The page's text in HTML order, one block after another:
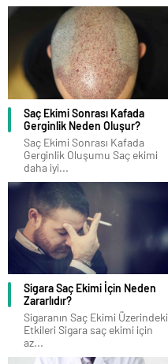
Saç Ekimi Sonrası Kafada
Gerginlik Neden Oluşur?
Saç Ekimi Sonrası Kafada
Gerginlik Oluşumu Saç ekimi
daha iyi...
Sigara Saç Ekimi İçin Neden
Zararlıdır?
Sigaranın Saç Ekimi Üzerindeki
Etkileri Sigara saç ekimi için
az...